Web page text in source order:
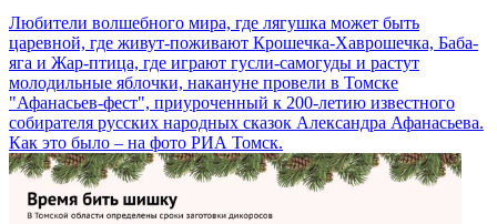
Любители волшебного мира, где лягушка может быть
царевной, где живут-поживают Крошечка-Хаврошечка, Баба-
яга и Жар-птица, где играют гусли-самогуды и растут
молодильные яблочки, накануне провели в Томске
"Афанасьев-фест", приуроченный к 200-летию известного
собирателя русских народных сказок Александра Афанасьева.
Как это было – на фото РИА Томск.